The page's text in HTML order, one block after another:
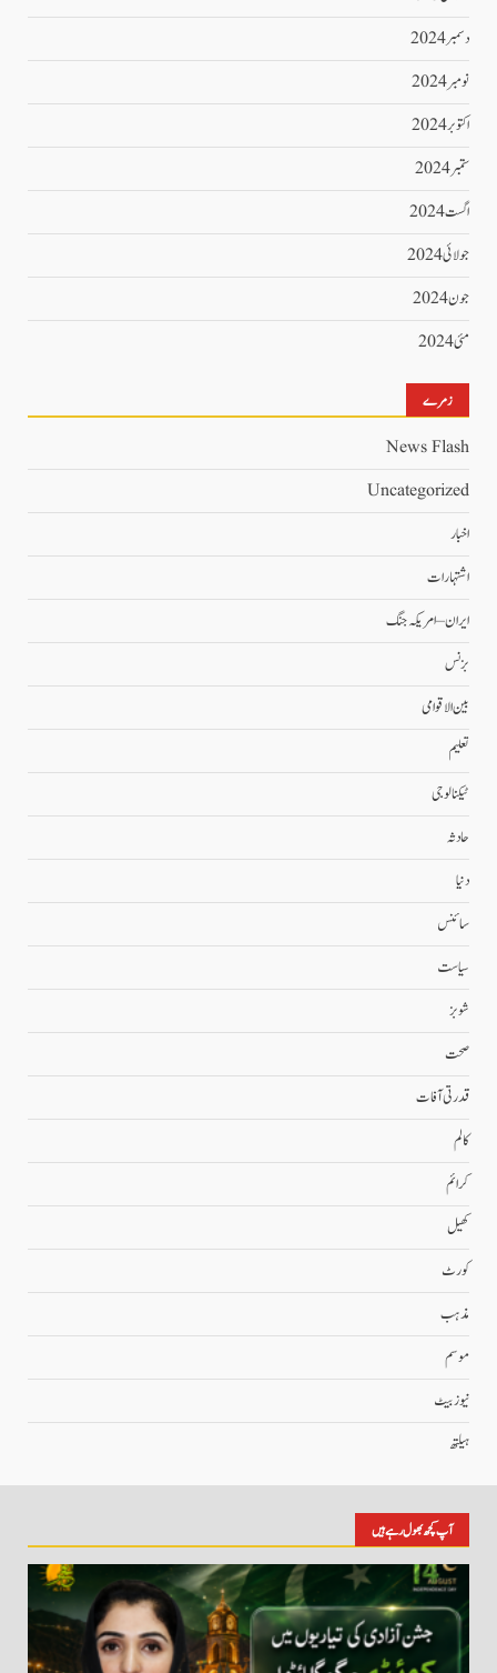
دسمبر 2024
نومبر 2024
اکتوبر 2024
ستمبر 2024
اگست 2024
جولائی 2024
جون 2024
مئی 2024
زمرے
News Flash
Uncategorized
اخبار
اشتہارات
ایران – امریکہ جنگ
بزنس
بین الاقوامی
تعلیم
ٹیکنالوجی
حادثہ
دنیا
سائنس
سیاست
شوبز
صحت
قدرتی آفات
کالم
کرائم
کھیل
کورٹ
مذہب
موسم
نیوز بیٹ
ہیلتھ
آپ کچھ بھول رہے ہیں